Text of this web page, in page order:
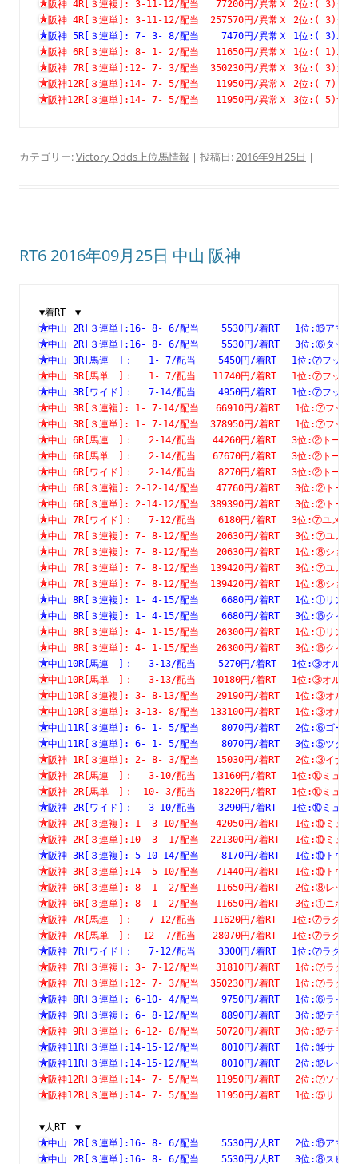
阪神 4R[３連複]: 3-11-12/配当   77200円/異常Ｘ
阪神 4R[３連単]: 3-11-12/配当  257570円/異常Ｘ
阪神 5R[３連単]: 7- 3- 8/配当    7470円/異常Ｘ 1
阪神 6R[３連単]: 8- 1- 2/配当   11650円/異常Ｘ 1位
阪神 7R[３連単]:12- 7- 3/配当  350230円/異常Ｘ
阪神12R[３連単]:14- 7- 5/配当   11950円/異常Ｘ 2
阪神12R[３連単]:14- 7- 5/配当   11950円/異常Ｘ 3位
カテゴリー:Victory Odds上位馬情報 | 投稿日: 2016年9月25日 |
RT6 2016年09月25日 中山 阪神
▼着RT　▼
中山 2R[３連単]:16- 8- 6/配当    5530円/着RT
中山 2R[３連単]:16- 8- 6/配当    5530円/着RT　
中山 3R[馬連　]：　 1- 7/配当    5450円/着RT　 1
中山 3R[馬単　]：　 1- 7/配当   11740円/着RT　 1
中山 3R[ワイド]：　 7-14/配当    4950円/着RT　 1
中山 3R[３連複]: 1- 7-14/配当   66910円/着RT　 1
中山 3R[３連単]: 1- 7-14/配当  378950円/着RT　 1
中山 6R[馬連　]：　 2-14/配当   44260円/着RT　 3位
中山 6R[馬単　]：　 2-14/配当   67670円/着RT　 3位
中山 6R[ワイド]：　 2-14/配当    8270円/着RT　 3位
中山 6R[３連複]: 2-12-14/配当   47760円/着RT　 3位
中山 6R[３連単]: 2-14-12/配当  389390円/着RT　 3位
中山 7R[ワイド]：　 7-12/配当    6180円/着RT　 3
中山 7R[３連複]: 7- 8-12/配当   20630円/着RT　 3
中山 7R[３連複]: 7- 8-12/配当   20630円/着RT　 1位
中山 7R[３連単]: 7- 8-12/配当  139420円/着RT　 3
中山 7R[３連単]: 7- 8-12/配当  139420円/着RT　 1位
中山 8R[３連複]: 1- 4-15/配当    6680円/着RT　
中山 8R[３連複]: 1- 4-15/配当    6680円/着RT　 3
中山 8R[３連単]: 4- 1-15/配当   26300円/着RT　
中山 8R[３連単]: 4- 1-15/配当   26300円/着RT　 3
中山10R[馬連　]：　 3-13/配当    5270円/着RT　 1位:③オル
中山10R[馬単　]：　 3-13/配当   10180円/着RT　 1位:③オル
中山10R[３連複]: 3- 8-13/配当   29190円/着RT　 1位:③オル
中山10R[３連単]: 3-13- 8/配当  133100円/着RT　 1位:③オル
中山11R[３連単]: 6- 1- 5/配当    8070円/着RT　 2位:⑥ゴールド
中山11R[３連単]: 6- 1- 5/配当    8070円/着RT　 3位:⑤ツクバア
阪神 1R[３連単]: 2- 8- 3/配当   15030円/着RT　
阪神 2R[馬連　]：　 3-10/配当   13160円/着RT　 1
阪神 2R[馬単　]：　10- 3/配当   18220円/着RT　 1
阪神 2R[ワイド]：　 3-10/配当    3290円/着RT　 1
阪神 2R[３連複]: 1- 3-10/配当   42050円/着RT　 1
阪神 2R[３連単]:10- 3- 1/配当  221300円/着RT　 1
阪神 3R[３連複]: 5-10-14/配当    8170円/着RT　
阪神 3R[３連単]:14- 5-10/配当   71440円/着RT　
阪神 6R[３連単]: 8- 1- 2/配当   11650円/着RT　 2
阪神 6R[３連単]: 8- 1- 2/配当   11650円/着RT　 3位
阪神 7R[馬連　]：　 7-12/配当   11620円/着
阪神 7R[馬単　]：　12- 7/配当   28070円/着
阪神 7R[ワイド]：　 7-12/配当    3300円/着
阪神 7R[３連複]: 3- 7-12/配当   31810円/着
阪神 7R[３連単]:12- 7- 3/配当  350230円/着
阪神 8R[３連単]: 6-10- 4/配当    9750円/着RT　 1位
阪神 9R[３連複]: 6- 8-12/配当    8890円/着RT　 3位:⑫テラノ
阪神 9R[３連単]: 6-12- 8/配当   50720円/着RT　 3位:⑫テラ
阪神11R[３連単]:14-15-12/配当    8010円/着RT　 1位:⑭サトノ
阪神11R[３連単]:14-15-12/配当    8010円/着RT　 2位:⑫レッド
阪神12R[３連単]:14- 7- 5/配当   11950円/着RT　 2
阪神12R[３連単]:14- 7- 5/配当   11950円/着RT　 1位
▼人RT　▼
中山 2R[３連単]:16- 8- 6/配当    5530円/人RT
中山 2R[３連単]:16- 8- 6/配当    5530円/人RT　 3